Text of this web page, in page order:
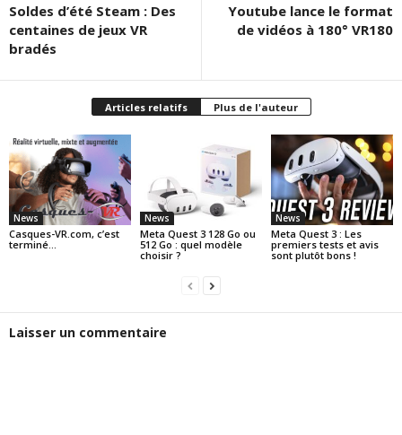
Soldes d’été Steam : Des
centaines de jeux VR
bradés
Youtube lance le format
de vidéos à 180° VR180
Articles relatifs Plus de l'auteur
News
Casques-VR.com, c’est
terminé…
News
Meta Quest 3 128 Go ou
512 Go : quel modèle
choisir ?
News
Meta Quest 3 : Les
premiers tests et avis
sont plutôt bons !
Laisser un commentaire